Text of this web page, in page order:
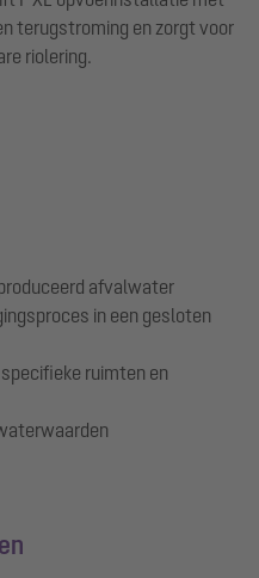
terugstroming en zorgt voor
riolering.
afvalwater
in een gesloten
ruimten en